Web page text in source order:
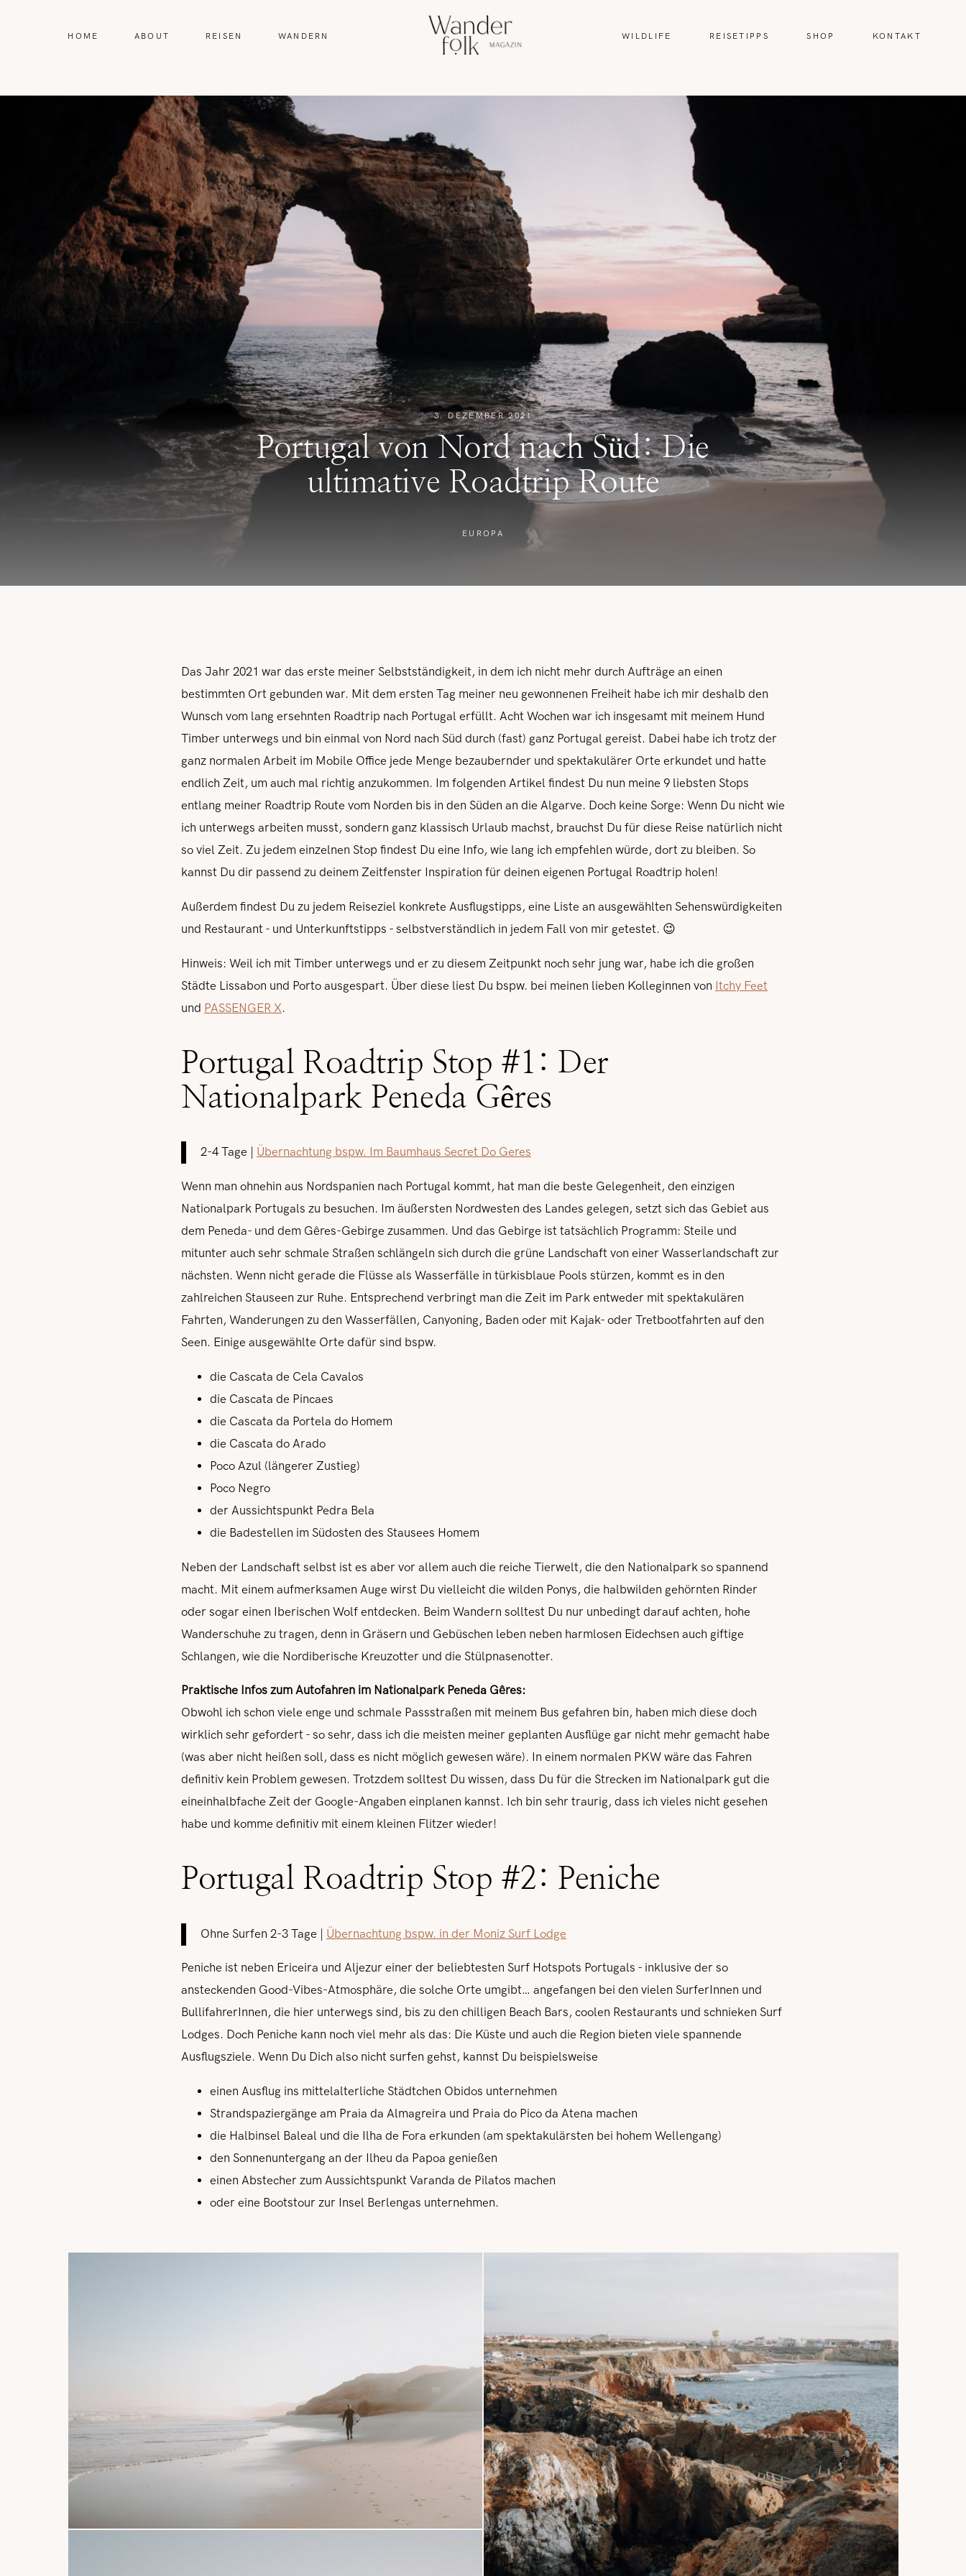
HOME ABOUT REISEN WANDERN WILDLIFE REISETIPPS SHOP KONTAKT
3. DEZEMBER 2021
Portugal von Nord nach Süd: Die
ultimative Roadtrip Route
EUROPA
Das Jahr 2021 war das erste meiner Selbstständigkeit, in dem ich nicht mehr durch Aufträge an einen
bestimmten Ort gebunden war. Mit dem ersten Tag meiner neu gewonnenen Freiheit habe ich mir deshalb den
Wunsch vom lang ersehnten Roadtrip nach Portugal erfüllt. Acht Wochen war ich insgesamt mit meinem Hund
Timber unterwegs und bin einmal von Nord nach Süd durch (fast) ganz Portugal gereist. Dabei habe ich trotz der
ganz normalen Arbeit im Mobile Office jede Menge bezaubernder und spektakulärer Orte erkundet und hatte
endlich Zeit, um auch mal richtig anzukommen. Im folgenden Artikel findest Du nun meine 9 liebsten Stops
entlang meiner Roadtrip Route vom Norden bis in den Süden an die Algarve. Doch keine Sorge: Wenn Du nicht wie
ich unterwegs arbeiten musst, sondern ganz klassisch Urlaub machst, brauchst Du für diese Reise natürlich nicht
so viel Zeit. Zu jedem einzelnen Stop findest Du eine Info, wie lang ich empfehlen würde, dort zu bleiben. So
kannst Du dir passend zu deinem Zeitfenster Inspiration für deinen eigenen Portugal Roadtrip holen!
Außerdem findest Du zu jedem Reiseziel konkrete Ausflugstipps, eine Liste an ausgewählten Sehenswürdigkeiten
und Restaurant - und Unterkunftstipps - selbstverständlich in jedem Fall von mir getestet. 😉
Hinweis: Weil ich mit Timber unterwegs und er zu diesem Zeitpunkt noch sehr jung war, habe ich die großen
Städte Lissabon und Porto ausgespart. Über diese liest Du bspw. bei meinen lieben Kolleginnen von Itchy Feet
und PASSENGER X.
Portugal Roadtrip Stop #1: Der
Nationalpark Peneda Gêres
2-4 Tage | Übernachtung bspw. Im Baumhaus Secret Do Geres
Wenn man ohnehin aus Nordspanien nach Portugal kommt, hat man die beste Gelegenheit, den einzigen
Nationalpark Portugals zu besuchen. Im äußersten Nordwesten des Landes gelegen, setzt sich das Gebiet aus
dem Peneda- und dem Gêres-Gebirge zusammen. Und das Gebirge ist tatsächlich Programm: Steile und
mitunter auch sehr schmale Straßen schlängeln sich durch die grüne Landschaft von einer Wasserlandschaft zur
nächsten. Wenn nicht gerade die Flüsse als Wasserfälle in türkisblaue Pools stürzen, kommt es in den
zahlreichen Stauseen zur Ruhe. Entsprechend verbringt man die Zeit im Park entweder mit spektakulären
Fahrten, Wanderungen zu den Wasserfällen, Canyoning, Baden oder mit Kajak- oder Tretbootfahrten auf den
Seen. Einige ausgewählte Orte dafür sind bspw.
die Cascata de Cela Cavalos
die Cascata de Pincaes
die Cascata da Portela do Homem
die Cascata do Arado
Poco Azul (längerer Zustieg)
Poco Negro
der Aussichtspunkt Pedra Bela
die Badestellen im Südosten des Stausees Homem
Neben der Landschaft selbst ist es aber vor allem auch die reiche Tierwelt, die den Nationalpark so spannend
macht. Mit einem aufmerksamen Auge wirst Du vielleicht die wilden Ponys, die halbwilden gehörnten Rinder
oder sogar einen Iberischen Wolf entdecken. Beim Wandern solltest Du nur unbedingt darauf achten, hohe
Wanderschuhe zu tragen, denn in Gräsern und Gebüschen leben neben harmlosen Eidechsen auch giftige
Schlangen, wie die Nordiberische Kreuzotter und die Stülpnasenotter.
Praktische Infos zum Autofahren im Nationalpark Peneda Gêres:
Obwohl ich schon viele enge und schmale Passstraßen mit meinem Bus gefahren bin, haben mich diese doch
wirklich sehr gefordert - so sehr, dass ich die meisten meiner geplanten Ausflüge gar nicht mehr gemacht habe
(was aber nicht heißen soll, dass es nicht möglich gewesen wäre). In einem normalen PKW wäre das Fahren
definitiv kein Problem gewesen. Trotzdem solltest Du wissen, dass Du für die Strecken im Nationalpark gut die
eineinhalbfache Zeit der Google-Angaben einplanen kannst. Ich bin sehr traurig, dass ich vieles nicht gesehen
habe und komme definitiv mit einem kleinen Flitzer wieder!
Portugal Roadtrip Stop #2: Peniche
Ohne Surfen 2-3 Tage | Übernachtung bspw. in der Moniz Surf Lodge
Peniche ist neben Ericeira und Aljezur einer der beliebtesten Surf Hotspots Portugals - inklusive der so
ansteckenden Good-Vibes-Atmosphäre, die solche Orte umgibt… angefangen bei den vielen SurferInnen und
BullifahrerInnen, die hier unterwegs sind, bis zu den chilligen Beach Bars, coolen Restaurants und schnieken Surf
Lodges. Doch Peniche kann noch viel mehr als das: Die Küste und auch die Region bieten viele spannende
Ausflugsziele. Wenn Du Dich also nicht surfen gehst, kannst Du beispielsweise
einen Ausflug ins mittelalterliche Städtchen Obidos unternehmen
Strandspaziergänge am Praia da Almagreira und Praia do Pico da Atena machen
die Halbinsel Baleal und die Ilha de Fora erkunden (am spektakulärsten bei hohem Wellengang)
den Sonnenuntergang an der Ilheu da Papoa genießen
einen Abstecher zum Aussichtspunkt Varanda de Pilatos machen
oder eine Bootstour zur Insel Berlengas unternehmen.
REISEN
WANDERN
WILDLIFE
REISETIPPS
SHOP
KONTAKT